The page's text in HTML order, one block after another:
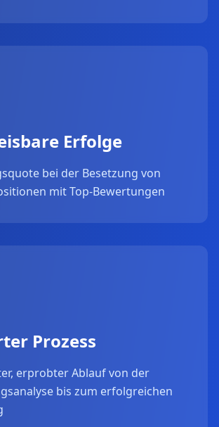
Erfolge
bei der Besetzung von
mit Top-Bewertungen
Prozess
erprobter Ablauf von der
bis zum erfolgreichen